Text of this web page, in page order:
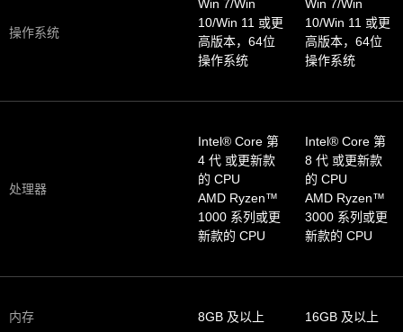
操作系统
Win 7/Win
10/Win 11 或更
高版本，64位
操作系统
Win 7/Win
10/Win 11 或更
高版本，64位
操作系统
处理器
Intel® Core 第
4 代 或更新款
的 CPU
AMD Ryzen™
1000 系列或更
新款的 CPU
Intel® Core 第
8 代 或更新款
的 CPU
AMD Ryzen™
3000 系列或更
新款的 CPU
内存 8GB 及以上 16GB 及以上